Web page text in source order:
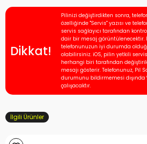
Dikkat!
Pilinizi değiştirdikten sonra,
özelliğinde "Servis" yazısı ve
servis sağlayıcı tarafından
dair bir mesaj görüntülenecektir.
telefonunuzun iyi durumda
olabilirsiniz. iOS, pilin yetkili servis
herhangi biri tarafından
mesajı gösterir. Telefonunuz, Pil
durumunu bildirmemesi dışında
çalışacaktır.
İlgili Ürünler